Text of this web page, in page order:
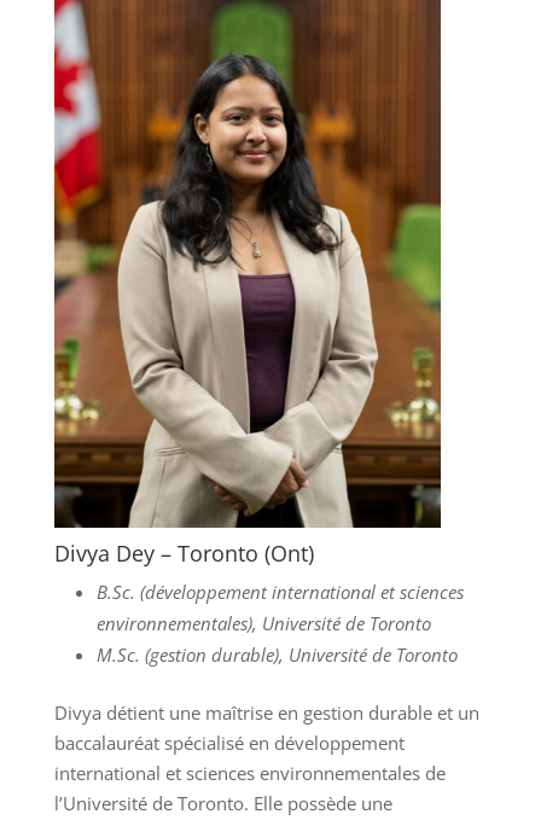
Divya Dey – Toronto (Ont)
B.Sc. (développement international et sciences
environnementales), Université de Toronto
M.Sc. (gestion durable), Université de Toronto
Divya détient une maîtrise en gestion durable et un
baccalauréat spécialisé en développement
international et sciences environnementales de
l’Université de Toronto. Elle possède une